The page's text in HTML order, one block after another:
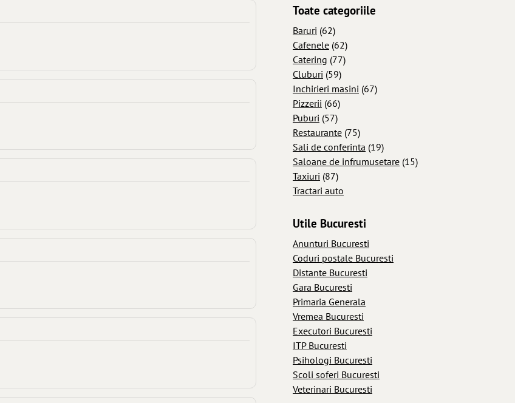
Toate categoriile
Baruri (62)
Cafenele (62)
Catering (77)
Cluburi (59)
Inchirieri masini (67)
Pizzerii (66)
Puburi (57)
Restaurante (75)
Sali de conferinta (19)
Saloane de infrumusetare (15)
Taxiuri (87)
Tractari auto
Utile Bucuresti
Anunturi Bucuresti
Coduri postale Bucuresti
Distante Bucuresti
Gara Bucuresti
Primaria Generala
Vremea Bucuresti
Executori Bucuresti
ITP Bucuresti
Psihologi Bucuresti
Scoli soferi Bucuresti
Veterinari Bucuresti